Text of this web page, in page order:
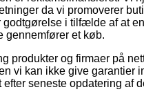
da vi promoverer
godtgørelse i tilfælde af at
gennemfører et køb.
produkter og firmaer på
vi kan ikke give garantier
efter seneste opdatering af